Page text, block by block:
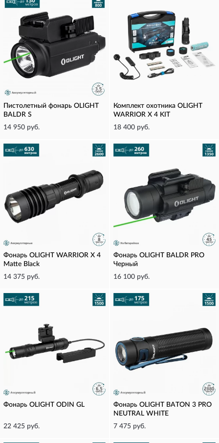
Пистолетный фонарь OLIGHT
BALDR S
14 950 руб.
Комплект охотника OLIGHT
WARRIOR X 4 KIT
18 400 руб.
Фонарь OLIGHT WARRIOR X 4
Matte Black
14 375 руб.
Фонарь OLIGHT BALDR PRO
Черный
16 100 руб.
Фонарь OLIGHT ODIN GL
22 425 руб.
Фонарь OLIGHT BATON 3 PRO
NEUTRAL WHITE
7 475 руб.